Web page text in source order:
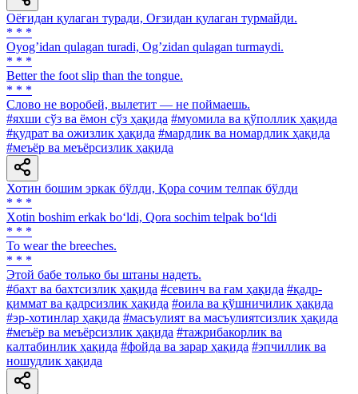
Оёғидан қулаган туради, Оғзидан қулаган турмайди.
* * *
Oyogʼidan qulagan turadi, Ogʼzidan qulagan turmaydi.
* * *
Better the foot slip than the tongue.
* * *
Слово не воробей, вылетит — не поймаешь.
#яхши сўз ва ёмон сўз ҳақида #муомила ва қўполлик ҳақида
#қудрат ва ожизлик ҳақида #мардлик ва номардлик ҳақида
#меъёр ва меъёрсизлик ҳақида
Хотин бошим эркак бўлди, Қора сочим телпак бўлди
* * *
Xotin boshim erkak bo‘ldi, Qora sochim telpak bo‘ldi
* * *
To wear the breeches.
* * *
Этой бабе только бы штаны надеть.
#бахт ва бахтсизлик ҳақида #севинч ва ғам ҳақида #қадр-
қиммат ва қадрсизлик ҳақида #оила ва қўшничилик ҳақида
#эр-хотинлар ҳақида #масъулият ва масъулиятсизлик ҳақида
#меъёр ва меъёрсизлик ҳақида #тажрибакорлик ва
калтабинлик ҳақида #фойда ва зарар ҳақида #эпчиллик ва
ношудлик ҳақида